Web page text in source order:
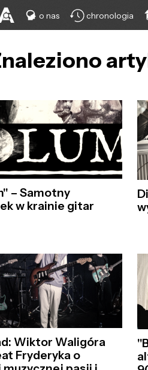
o nas chronologia
– Samotny
w krainie gitar
Wiktor Waligóra
Fryderyka o